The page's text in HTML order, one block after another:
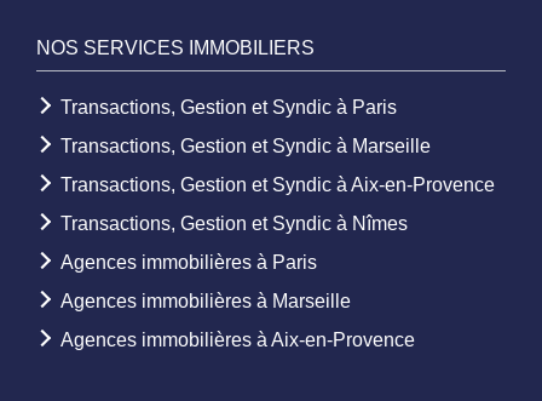
NOS SERVICES IMMOBILIERS
Transactions, Gestion et Syndic à Paris
Transactions, Gestion et Syndic à Marseille
Transactions, Gestion et Syndic à Aix-en-Provence
Transactions, Gestion et Syndic à Nîmes
Agences immobilières à Paris
Agences immobilières à Marseille
Agences immobilières à Aix-en-Provence